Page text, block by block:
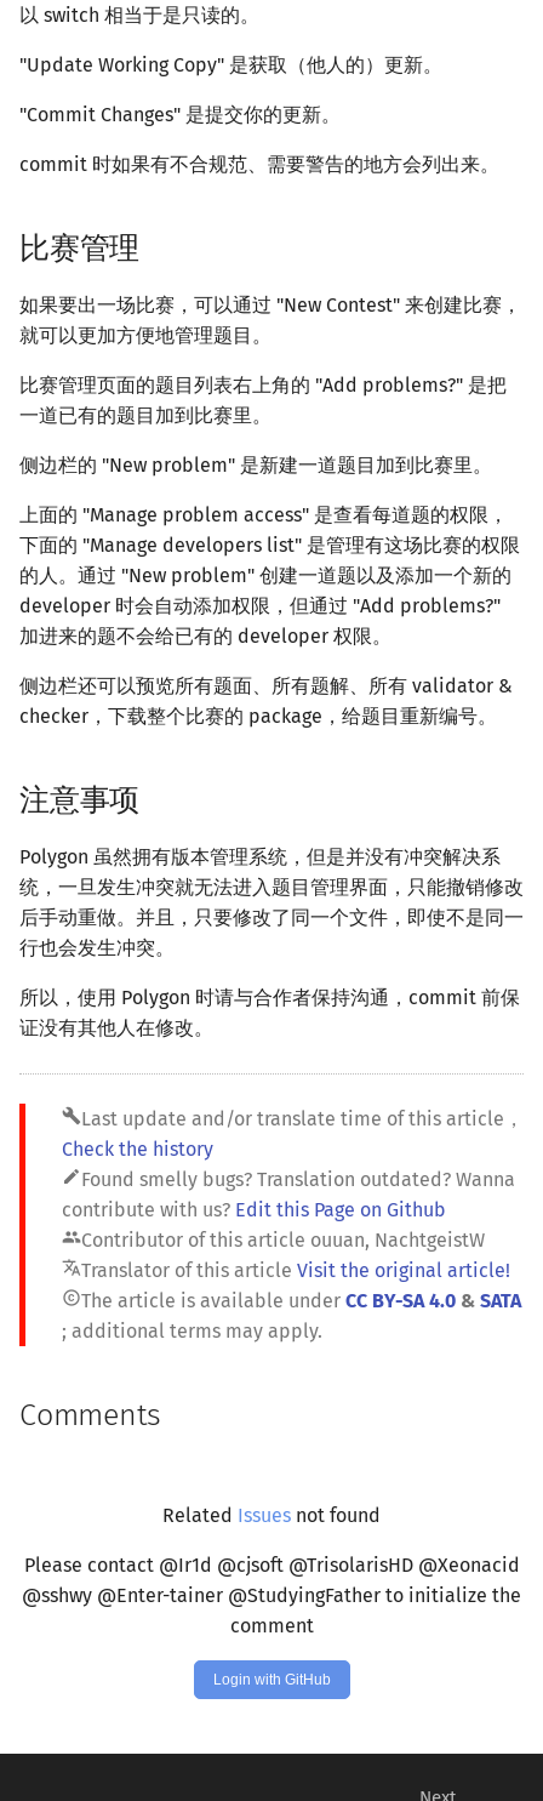
以 switch 相当于是只读的。
"Update Working Copy" 是获取（他人的）更新。
"Commit Changes" 是提交你的更新。
commit 时如果有不合规范、需要警告的地方会列出来。
比赛管理
如果要出一场比赛，可以通过 "New Contest" 来创建比赛，
就可以更加方便地管理题目。
比赛管理页面的题目列表右上角的 "Add problems?" 是把
一道已有的题目加到比赛里。
侧边栏的 "New problem" 是新建一道题目加到比赛里。
上面的 "Manage problem access" 是查看每道题的权限，
下面的 "Manage developers list" 是管理有这场比赛的权限
的人。通过 "New problem" 创建一道题以及添加一个新的
developer 时会自动添加权限，但通过 "Add problems?"
加进来的题不会给已有的 developer 权限。
侧边栏还可以预览所有题面、所有题解、所有 validator &
checker，下载整个比赛的 package，给题目重新编号。
注意事项
Polygon 虽然拥有版本管理系统，但是并没有冲突解决系
统，一旦发生冲突就无法进入题目管理界面，只能撤销修改
后手动重做。并且，只要修改了同一个文件，即使不是同一
行也会发生冲突。
所以，使用 Polygon 时请与合作者保持沟通，commit 前保
证没有其他人在修改。
buildLast update and/or translate time of this article ，
Check the history
editFound smelly bugs? Translation outdated? Wanna
contribute with us? Edit this Page on Github
peopleContributor of this article ouuan, NachtgeistW
translateTranslator of this article Visit the original article!
copyrightThe article is available under CC BY-SA 4.0 & SATA
; additional terms may apply.
Comments
Related Issues not found
Please contact @Ir1d @cjsoft @TrisolarisHD @Xeonacid
@sshwy @Enter-tainer @StudyingFather to initialize the
comment
Login with GitHub